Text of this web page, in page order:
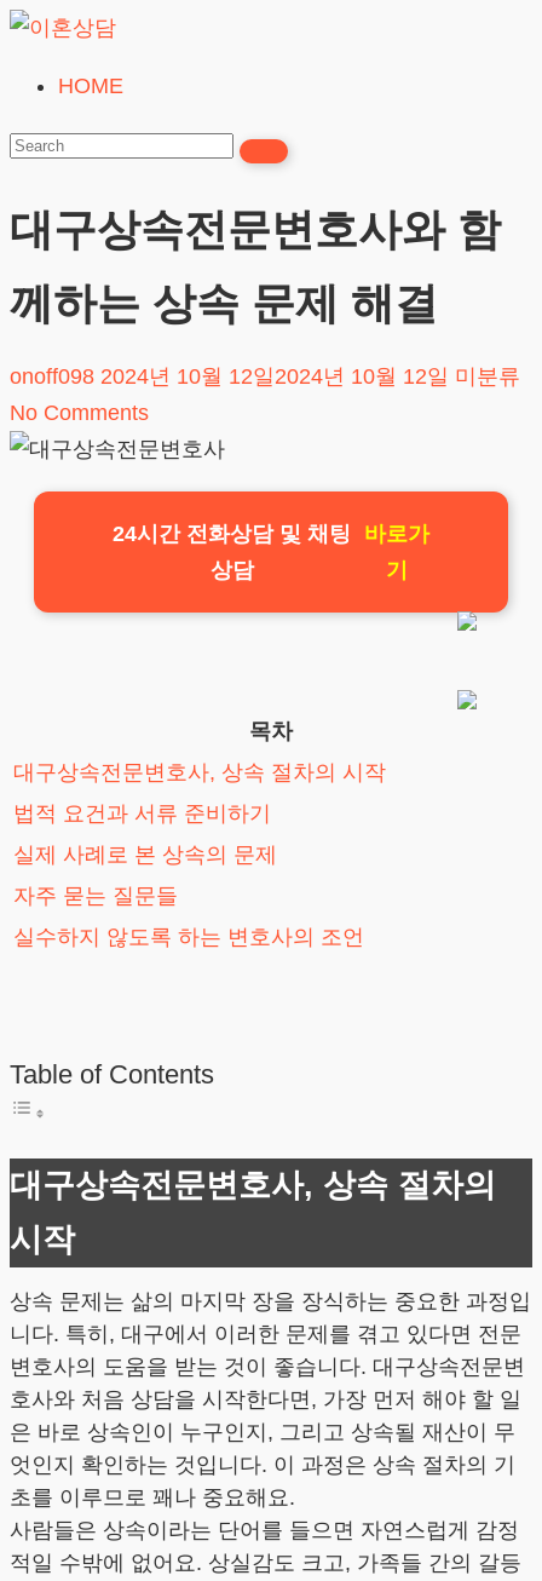
Skip
content
혼
담
HOME
대구상속전문변호사와 함
께하는 상속 문제 해결
onoff098 2024년 10월 12일 2024년 10월 12일 미분류
No Comments
24시간 전화상담 및 채팅
상담
바로가
기
목차
대구상속전문변호사, 상속 절차의 시작
법적 요건과 서류 준비하기
실제 사례로 본 상속의 문제
자주 묻는 질문들
실수하지 않도록 하는 변호사의 조언
Table of Contents
대구상속전문변호사, 상속 절차의
시작
상속 문제는 삶의 마지막 장을 장식하는 중요한 과정입
니다. 특히, 대구에서 이러한 문제를 겪고 있다면 전문
변호사의 도움을 받는 것이 좋습니다. 대구상속전문변
호사와 처음 상담을 시작한다면, 가장 먼저 해야 할 일
은 바로 상속인이 누구인지, 그리고 상속될 재산이 무
엇인지 확인하는 것입니다. 이 과정은 상속 절차의 기
초를 이루므로 꽤나 중요해요.
사람들은 상속이라는 단어를 들으면 자연스럽게 감정
적일 수밖에 없어요. 상실감도 크고, 가족들 간의 갈등